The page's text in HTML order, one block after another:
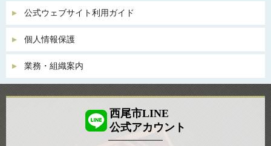
公式ウェブサイト利用ガイド
個人情報保護
業務・組織案内
西尾市LINE
公式アカウント